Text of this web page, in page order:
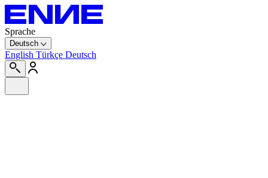
Sprache
Deutsch
English Türkçe Deutsch